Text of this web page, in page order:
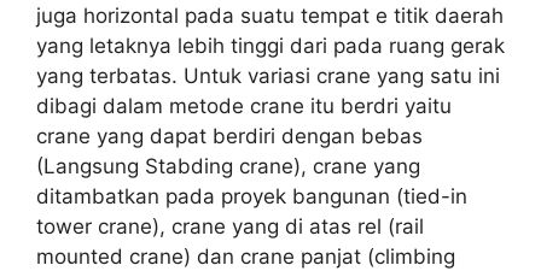
juga horizontal pada suatu tempat e titik daerah
yang letaknya lebih tinggi dari pada ruang gerak
yang terbatas. Untuk variasi crane yang satu ini
dibagi dalam metode crane itu berdri yaitu
crane yang dapat berdiri dengan bebas
(Langsung Stabding crane), crane yang
ditambatkan pada proyek bangunan (tied-in
tower crane), crane yang di atas rel (rail
mounted crane) dan crane panjat (climbing